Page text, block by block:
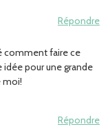
Répondre
comment faire ce
pour une grande
moi!
Répondre